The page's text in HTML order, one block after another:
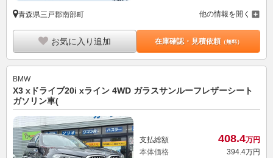
青森県三戸郡南部町 他の情報を開く
お気に入り追加 在庫確認・見積依頼（無料）
BMW
X3 xドライブ20i xライン 4WD ガラスサンルーフレザーシート
ガソリン車(
支払総額 408.4万円
本体価格
394.4万円